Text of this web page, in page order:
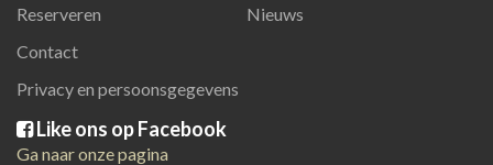
Reserveren
Contact
Privacy en persoonsgegevens
Nieuws
Like ons op Facebook
Ga naar onze pagina